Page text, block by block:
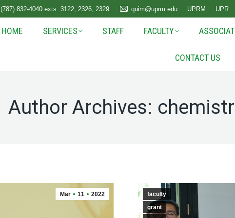
(787) 832-4040 exts. 3122, 2326, 2329 quim@uprm.edu UPRM UPR
HOME SERVICES STAFF FACULTY
CONTACT US
Author Archives:
Mar 11 2022
faculty
grant